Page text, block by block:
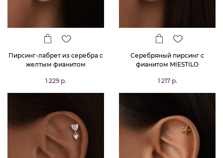
Пирсинг-лабрет из серебра с
желтым фианитом
1 229 р.
Серебряный пирсинг с
фианитом MIESTILO
1 217 р.